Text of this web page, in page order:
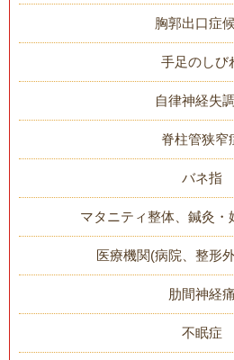
胸郭出口症
手足のしび
自律神経失
脊柱管狭窄
バネ指
マタニティ整体、鍼灸・
医療機関(病院、整形
肋間神経痛
不眠症